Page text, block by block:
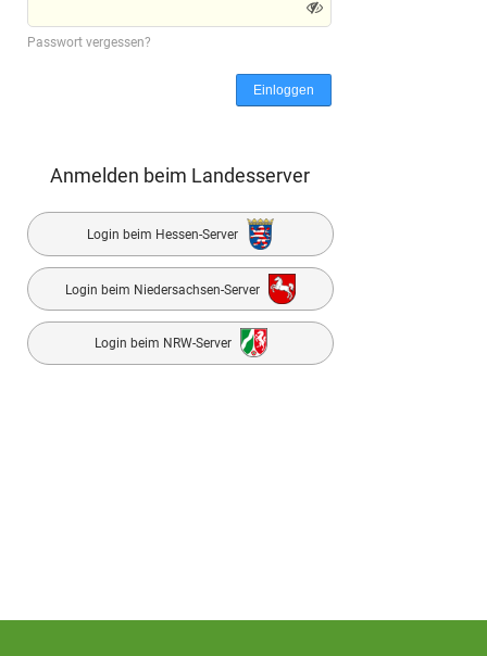
Passwort vergessen?
Anmelden beim Landesserver
Login beim Hessen-Server
Login beim Niedersachsen-Server
Login beim NRW-Server